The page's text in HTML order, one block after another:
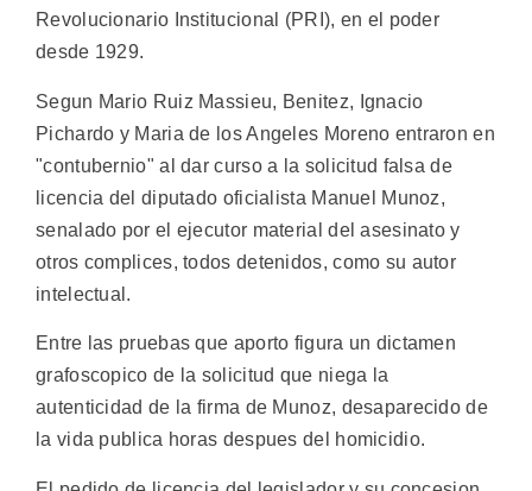
Revolucionario Institucional (PRI), en el poder
desde 1929.
Segun Mario Ruiz Massieu, Benitez, Ignacio
Pichardo y Maria de los Angeles Moreno entraron en
"contubernio" al dar curso a la solicitud falsa de
licencia del diputado oficialista Manuel Munoz,
senalado por el ejecutor material del asesinato y
otros complices, todos detenidos, como su autor
intelectual.
Entre las pruebas que aporto figura un dictamen
grafoscopico de la solicitud que niega la
autenticidad de la firma de Munoz, desaparecido de
la vida publica horas despues del homicidio.